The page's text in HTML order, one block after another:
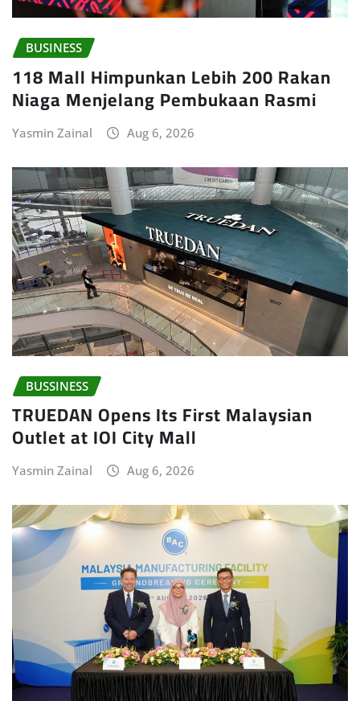
BUSINESS
118 Mall Himpunkan Lebih 200 Rakan
Niaga Menjelang Pembukaan Rasmi
Yasmin Zainal Aug 6, 2026
BUSSINESS
TRUEDAN Opens Its First Malaysian
Outlet at IOI City Mall
Yasmin Zainal Aug 6, 2026